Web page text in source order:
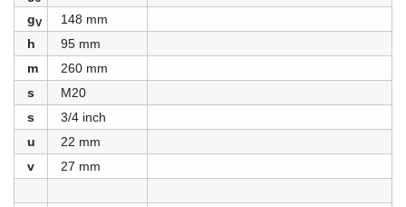
gV
148 mm
h
95 mm
m
260 mm
s
M20
s
3/4 inch
u
22 mm
v
27 mm